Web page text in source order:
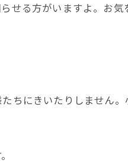
せる方がいますよ。お気
ちにきいたりしません。